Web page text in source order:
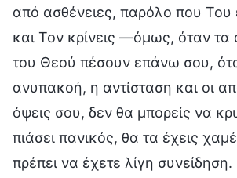
από ασθένειες, παρόλο που Του
και Τον κρίνεις —όμως, όταν τα
του Θεού πέσουν επάνω σου,
ανυπακοή, η αντίσταση και οι
όψεις σου, δεν θα μπορείς να
πιάσει πανικός, θα τα έχεις
πρέπει να έχετε λίγη